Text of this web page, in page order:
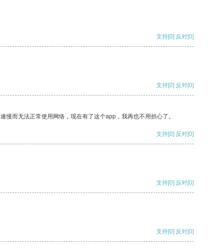
支持[0] 反对[0]
支持[0] 反对[0]
而无法正常使用网络，现在有了这个app，我再也不用担心了。
支持[0] 反对[0]
支持[0] 反对[0]
支持[0] 反对[0]